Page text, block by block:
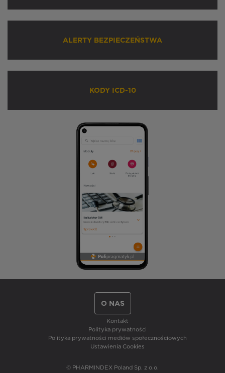
ALERTY BEZPIECZEŃSTWA
KODY ICD-10
O NAS
Kontakt
Polityka prywatności
Polityka prywatności mediów społecznościowych
Ustawienia Cookies
© PHARMINDEX Poland Sp. z o.o.